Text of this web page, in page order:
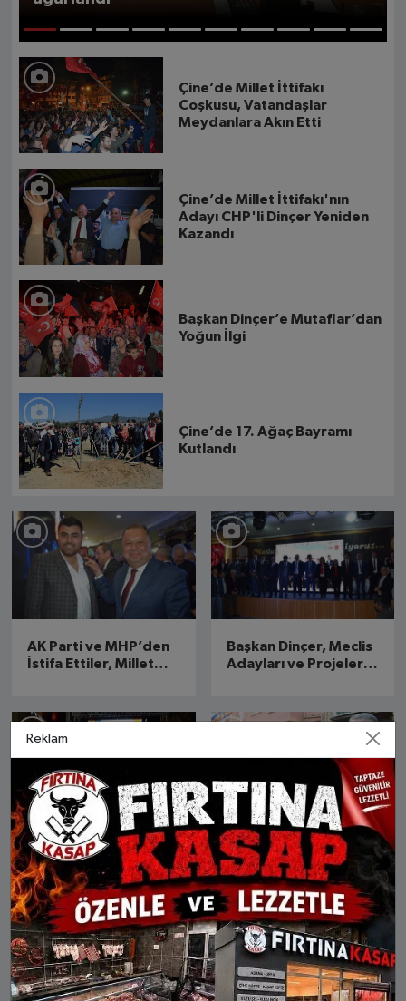
Çine’de Millet İttifakı
Coşkusu, Vatandaşlar
Meydanlara Akın Etti
Çine’de Millet İttifakı'nın
Adayı CHP'li Dinçer Yeniden
Kazandı
Başkan Dinçer’e Mutaflar’dan
Yoğun İlgi
Çine’de 17. Ağaç Bayramı
Kutlandı
AK Parti ve MHP’den
İstifa Ettiler, Millet
Başkan Dinçer, Meclis
Adayları ve Projelerini
İçişleri Bakanı Soylu,
Çine’de İki Tören
Gerçekleştirdi
Çine’de Cumhur
İttifakı Seçim Bürosu
Coşkuyla Açıldı
Reklam